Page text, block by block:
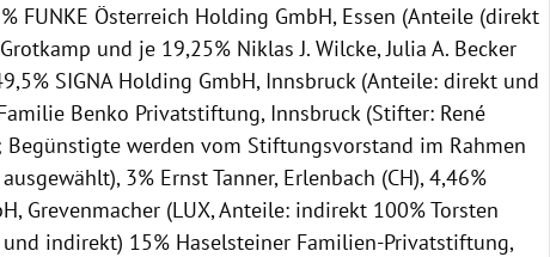
FUNKE Österreich Holding GmbH, Essen (Anteile (direkt
und je 19,25% Niklas J. Wilcke, Julia A. Becker
SIGNA Holding GmbH, Innsbruck (Anteile: direkt und
Benko Privatstiftung, Innsbruck (Stifter: René
werden vom Stiftungsvorstand im Rahmen
3% Ernst Tanner, Erlenbach (CH), 4,46%
Grevenmacher (LUX, Anteile: indirekt 100% Torsten
und indirekt) 15% Haselsteiner Familien-Privatstiftung,